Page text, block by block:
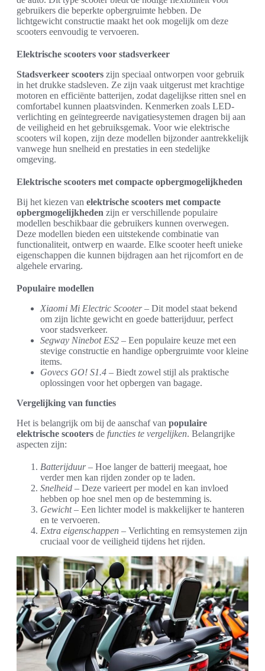
gebruikers die beperkte opbergruimte hebben. De
lichtgewicht constructie maakt het ook mogelijk om deze
scooters eenvoudig te vervoeren.
Elektrische scooters voor stadsverkeer
Stadsverkeer scooters zijn speciaal ontworpen voor gebruik
in het drukke stadsleven. Ze zijn vaak uitgerust met krachtige
motoren en efficiënte batterijen, zodat dagelijkse ritten snel en
comfortabel kunnen plaatsvinden. Kenmerken zoals LED-
verlichting en geïntegreerde navigatiesystemen dragen bij aan
de veiligheid en het gebruiksgemak. Voor wie elektrische
scooters wil kopen, zijn deze modellen bijzonder aantrekkelijk
vanwege hun snelheid en prestaties in een stedelijke
omgeving.
Elektrische scooters met compacte opbergmogelijkheden
Bij het kiezen van elektrische scooters met compacte
opbergmogelijkheden zijn er verschillende populaire
modellen beschikbaar die gebruikers kunnen overwegen.
Deze modellen bieden een uitstekende combinatie van
functionaliteit, ontwerp en waarde. Elke scooter heeft unieke
eigenschappen die kunnen bijdragen aan het rijcomfort en de
algehele ervaring.
Populaire modellen
Xiaomi Mi Electric Scooter– Dit model staat bekend
om zijn lichte gewicht en goede batterijduur, perfect
voor stadsverkeer.
Segway Ninebot ES2 – Een populaire keuze met een
stevige constructie en handige opbergruimte voor kleine
items.
Govecs GO! S1.4 – Biedt zowel stijl als praktische
oplossingen voor het opbergen van bagage.
Vergelijking van functies
Het is belangrijk om bij de aanschaf van populaire
elektrische scooters de functies te vergelijken. Belangrijke
aspecten zijn:
Batterijduur– Hoe langer de batterij meegaat, hoe
verder men kan rijden zonder op te laden.
Snelheid – Deze varieert per model en kan invloed
hebben op hoe snel men op de bestemming is.
Gewicht– Een lichter model is makkelijker te hanteren
en te vervoeren.
Extra eigenschappen – Verlichting en remsystemen zijn
cruciaal voor de veiligheid tijdens het rijden.